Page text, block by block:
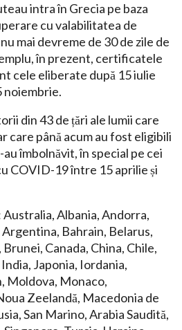
intra în Grecia pe baza
cu valabilitatea de
mai devreme de 30 de zile de
în prezent, certificatele
cele eliberate după 15 iulie
noiembrie.
din 43 de țări ale lumii care
care până acum au fost eligibili
au îmbolnăvit, în special pe cei
COVID-19 între 15 aprilie și
Albania, Andorra,
Bahrain, Belarus,
Canada, China, Chile,
Japonia, Iordania,
Moldova, Monaco,
Zeelandă, Macedonia de
San Marino, Arabia Saudită,